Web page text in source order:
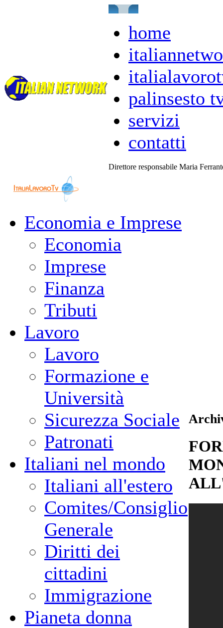
home
palinsesto
servizi
contatti
Direttore responsabile Maria
Economia e Imprese
Economia
Imprese
Finanza
Tributi
Lavoro
Lavoro
Formazione e
Università
Sicurezza Sociale
Patronati
Italiani nel mondo
Italiani all'estero
Comites/Consiglio
Generale
Diritti dei
cittadini
Immigrazione
Pianeta donna